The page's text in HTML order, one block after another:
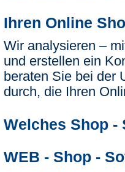
Ihren Online
Wir analysieren –
und erstellen ein
beraten Sie bei der
durch, die Ihren
Welches Shop -
WEB - Shop -